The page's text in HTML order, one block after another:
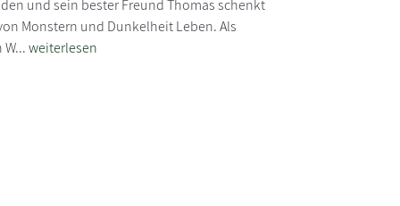
und sein bester Freund Thomas schenkt
Monstern und Dunkelheit Leben. Als
weiterlesen